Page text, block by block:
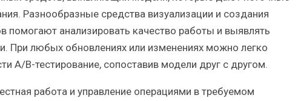
Разнообразные средства визуализации и создания
помогают анализировать качество работы и выявлять
При любых обновлениях или изменениях можно легко
A/B-тестирование, сопоставив модели друг с другом.
работа и управление операциями в требуемом